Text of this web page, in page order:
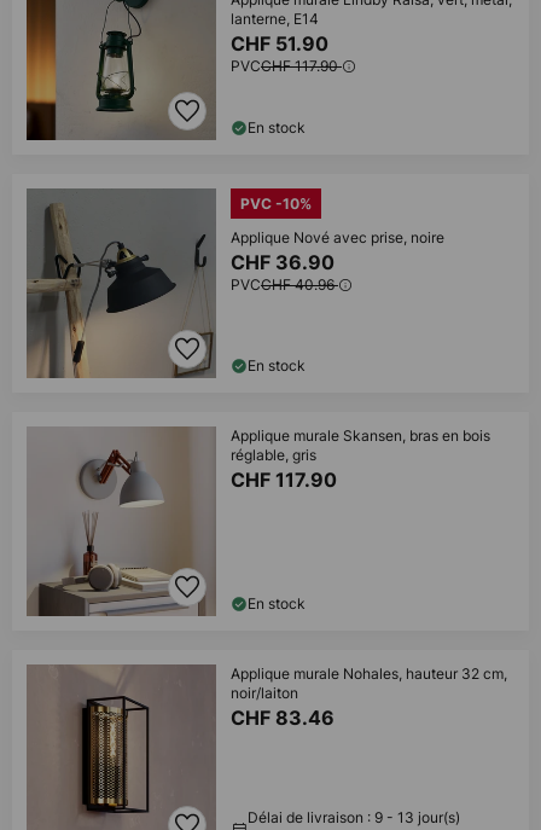
lanterne, E14
CHF 51.90
PVCCHF 117.90
En stock
PVC -10%
Applique Nové avec prise, noire
CHF 36.90
PVCCHF 40.96
En stock
Applique murale Skansen, bras en bois
réglable, gris
CHF 117.90
En stock
Applique murale Nohales, hauteur 32 cm,
noir/laiton
CHF 83.46
Délai de livraison : 9 - 13 jour(s)